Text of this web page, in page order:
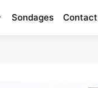
Sondages Contact